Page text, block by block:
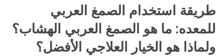
طريقة استخدام الصمغ العربي
للمعده: ما هو الصمغ العربي الهشاب؟
ولماذا هو الخيار العلاجي الأفضل؟